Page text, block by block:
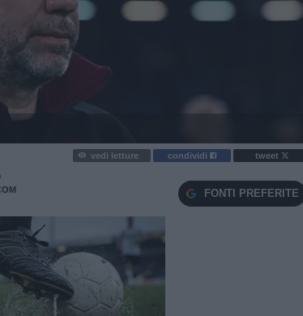
vedi letture condividi tweet
FONTI PREFERITE